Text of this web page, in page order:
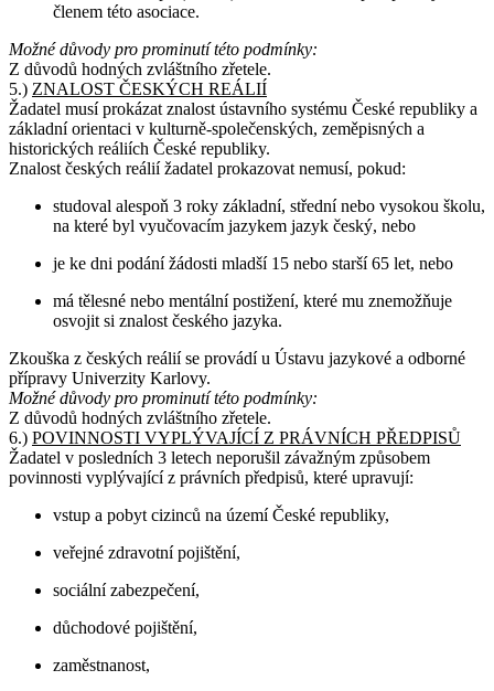
členem této asociace.
Možné důvody pro prominutí této podmínky:
Z důvodů hodných zvláštního zřetele.
5.) ZNALOST ČESKÝCH REÁLIÍ
Žadatel musí prokázat znalost ústavního systému České republiky a
základní orientaci v kulturně-společenských, zeměpisných a
historických reáliích České republiky.
Znalost českých reálií žadatel prokazovat nemusí, pokud:
studoval alespoň 3 roky základní, střední nebo vysokou školu,
na které byl vyučovacím jazykem jazyk český, nebo
je ke dni podání žádosti mladší 15 nebo starší 65 let, nebo
má tělesné nebo mentální postižení, které mu znemožňuje
osvojit si znalost českého jazyka.
Zkouška z českých reálií se provádí u Ústavu jazykové a odborné
přípravy Univerzity Karlovy.
Možné důvody pro prominutí této podmínky:
Z důvodů hodných zvláštního zřetele.
6.) POVINNOSTI VYPLÝVAJÍCÍ Z PRÁVNÍCH PŘEDPISŮ
Žadatel v posledních 3 letech neporušil závažným způsobem
povinnosti vyplývající z právních předpisů, které upravují:
vstup a pobyt cizinců na území České republiky,
veřejné zdravotní pojištění,
sociální zabezpečení,
důchodové pojištění,
zaměstnanost,